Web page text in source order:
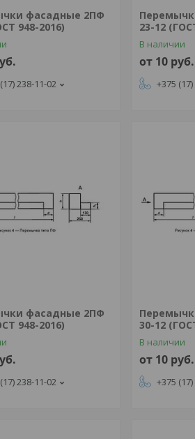
фасадные 2ПФ
948-2016)
238-11-02
23-12
В наличии
от 10 руб.
+375
фасадные 2ПФ
948-2016)
238-11-02
30-12
В наличии
от 10 руб.
+375